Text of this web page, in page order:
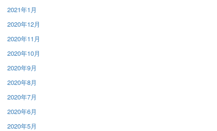
2021年1月
2020年12月
2020年11月
2020年10月
2020年9月
2020年8月
2020年7月
2020年6月
2020年5月